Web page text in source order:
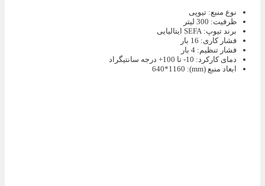
نوع منبع: تیوپی
ظرفیت: 300 لیتر
برند تیوپ: SEFA ایتالیایی
فشار کاری: 16 بار
فشار تنظیم : 4 بار
دمای کارکرد : 10- تا 100+ درجه سانتیگراد
ابعاد منبع (mm)
:
640*1160